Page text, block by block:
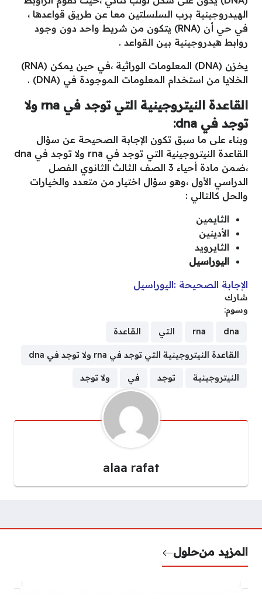
الهيدروجينية برب السلسلتين معا عن طريق قواعدها ،
في حي أن (RNA) يتكون من شريط واحد دون وجود
روابط هيدروجينية بين القواعد .
يخزن (DNA) المعلومات الوراثية ،في حين يمكن (RNA)
الخلايا من استخدام المعلومات الموجودة في (DNA) .
القاعدة النيتروجينية التي توجد في rna ولا
توجد في dna:
وبناء على ما سبق تكون الإجابة الصحيحة عن سؤال
القاعدة النيتروجينية التي توجد في rna ولا توجد في dna
،ضمن مادة أحياء 3 الصف الثالث الثانوي الفصل
الدراسي الأول ،وهو سؤال اختيار من متعدد والخيارات
والحل كالتالي :
الثايمين
الأدينين
الثايرويد
اليوراسيل
الإجابة الصحيحة :اليوراسيل
شارك
وسوم:
dna
rna التي القاعدة
القاعدة النيتروجينية التي توجد في rna ولا توجد في dna
النيتروجينية توجد في ولا توجد
alaa rafat
المزيد منحلول